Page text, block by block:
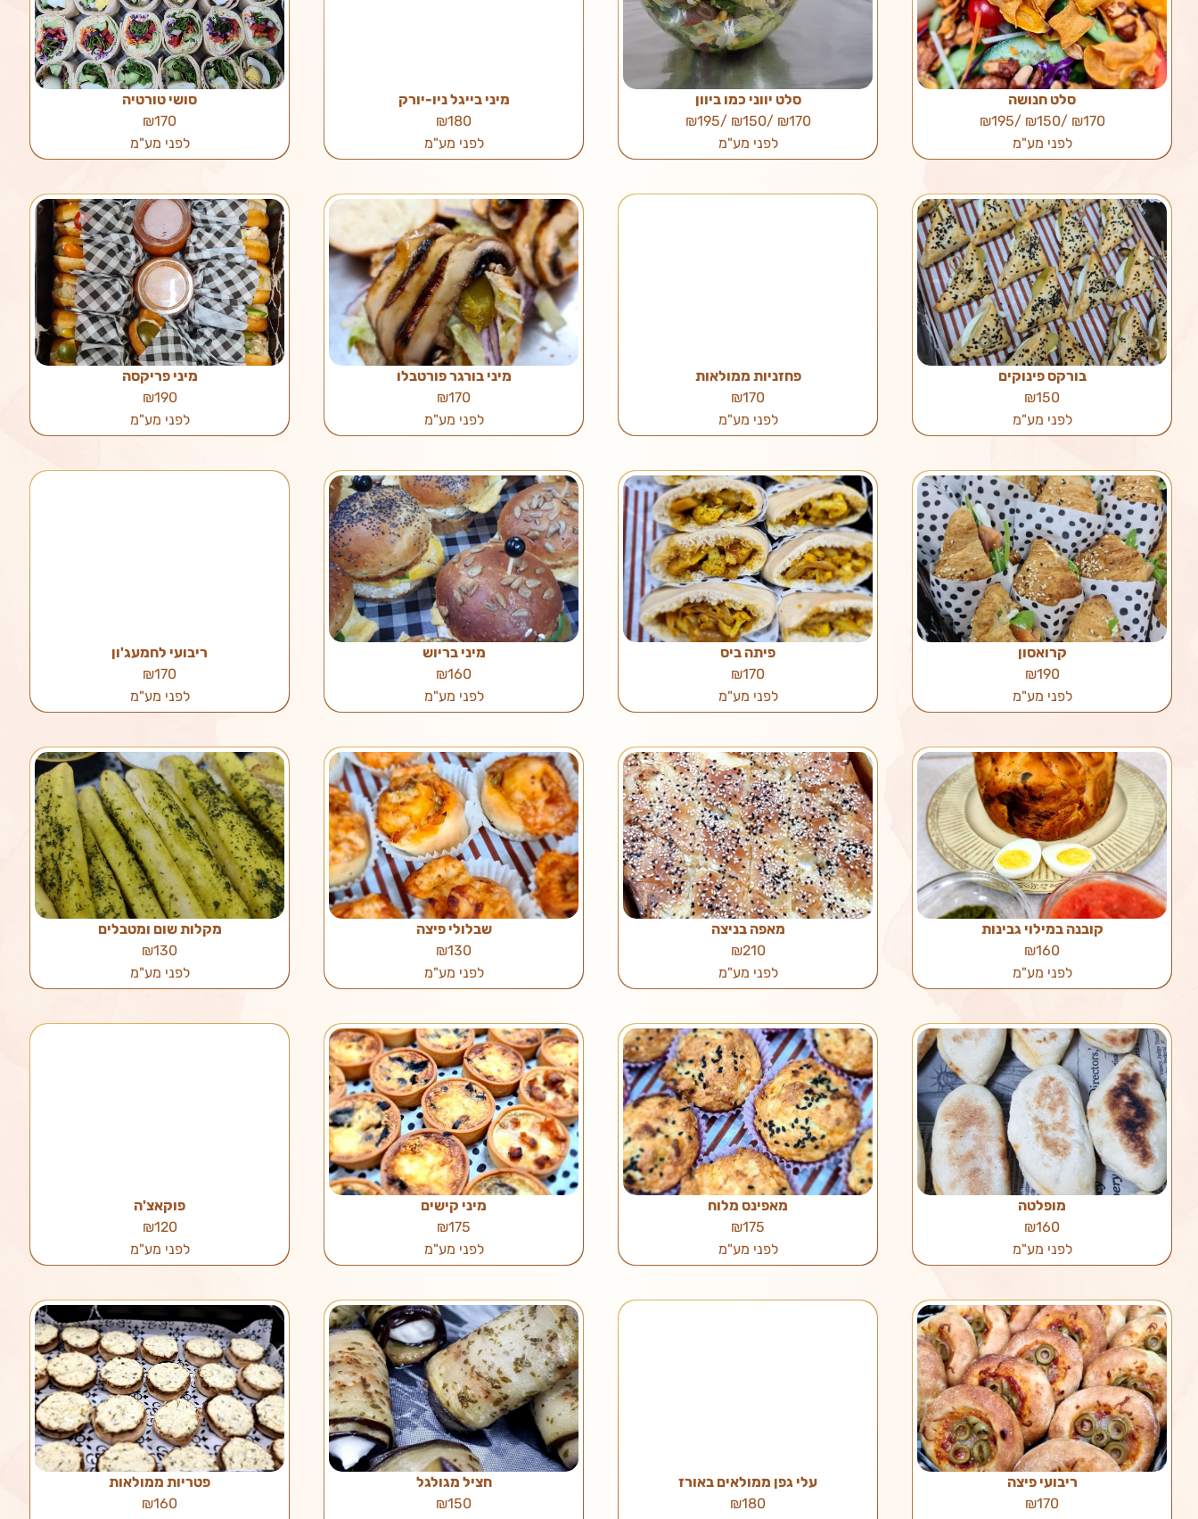
סלט חנושה
₪170 /₪150 /₪195
לפני מע"מ
סלט יווני כמו ביוון
₪170 /₪150 /₪195
לפני מע"מ
מיני בייגל ניו-יורק
₪180
לפני מע"מ
סושי טורטיה
₪170
לפני מע"מ
בורקס פינוקים
₪150
לפני מע"מ
פחזניות ממולאות
₪170
לפני מע"מ
מיני בורגר פורטבלו
₪170
לפני מע"מ
מיני פריקסה
₪190
לפני מע"מ
קרואסון
₪190
לפני מע"מ
פיתה ביס
₪170
לפני מע"מ
מיני בריוש
₪160
לפני מע"מ
ריבועי לחמעג'ון
₪170
לפני מע"מ
קובנה במילוי גבינות
₪160
לפני מע"מ
מאפה בניצה
₪210
לפני מע"מ
שבלולי פיצה
₪130
לפני מע"מ
מקלות שום ומטבלים
₪130
לפני מע"מ
מופלטה
₪160
לפני מע"מ
מאפינס מלוח
₪175
לפני מע"מ
מיני קישים
₪175
לפני מע"מ
פוקאצ'ה
₪120
לפני מע"מ
ריבועי פיצה
₪170
עלי גפן ממולאים באורז
₪180
חציל מגולגל
₪150
פטריות ממולאות
₪160